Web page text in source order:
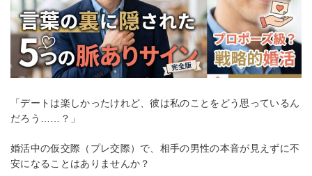
「デートは楽しかったけれど、彼は私のことをどう思っているん
だろう……？」
婚活中の仮交際（プレ交際）で、相手の男性の本音が見えずに不
安になることはありませんか？